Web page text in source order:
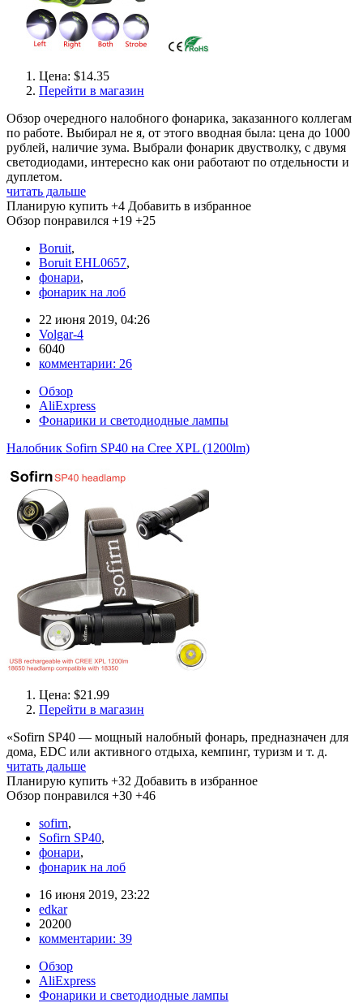
Цена: $14.35
Перейти в магазин
Обзор очередного налобного фонарика, заказанного коллегам
по работе. Выбирал не я, от этого вводная была: цена до 1000
рублей, наличие зума. Выбрали фонарик двустволку, с двумя
светодиодами, интересно как они работают по отдельности и
дуплетом.
читать дальше
Планирую купить +4 Добавить в избранное
Обзор понравился +19 +25
Boruit,
Boruit EHL0657,
фонари,
фонарик на лоб
22 июня 2019, 04:26
Volgar-4
6040
комментарии: 26
Обзор
AliExpress
Фонарики и светодиодные лампы
Налобник Sofirn SP40 на Cree XPL (1200lm)
Цена: $21.99
Перейти в магазин
«Sofirn SP40 — мощный налобный фонарь, предназначен для
дома, EDC или активного отдыха, кемпинг, туризм и т. д.
читать дальше
Планирую купить +32 Добавить в избранное
Обзор понравился +30 +46
sofirn,
Sofirn SP40,
фонари,
фонарик на лоб
16 июня 2019, 23:22
edkar
20200
комментарии: 39
Обзор
AliExpress
Фонарики и светодиодные лампы